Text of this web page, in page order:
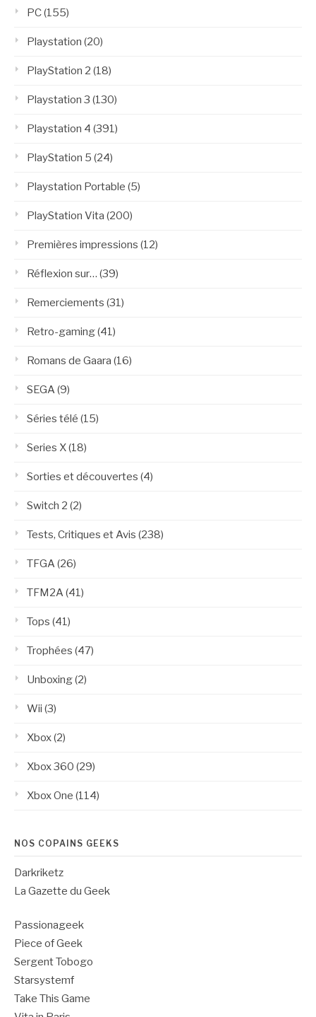
PC(155)
Playstation (20)
PlayStation 2 (18)
Playstation 3 (130)
Playstation 4 (391)
PlayStation 5 (24)
Playstation Portable (5)
PlayStation Vita (200)
Premières impressions (12)
Réflexion sur… (39)
Remerciements (31)
Retro-gaming(41)
Romans de Gaara (16)
SEGA(9)
Séries télé (15)
Series X(18)
Sorties et découvertes (4)
Switch 2 (2)
Tests, Critiques et Avis (238)
TFGA(26)
TFM2A(41)
Tops (41)
Trophées (47)
Unboxing(2)
Wii (3)
Xbox(2)
Xbox 360 (29)
Xbox One (114)
NOS COPAINS GEEKS
Darkriketz
La Gazette du Geek
Passionageek
Piece of Geek
Sergent Tobogo
Starsystemf
Take This Game